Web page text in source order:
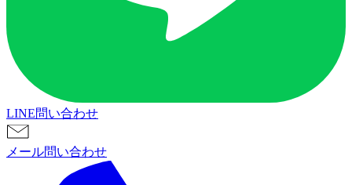
LINE問い合わせ
メール問い合わせ